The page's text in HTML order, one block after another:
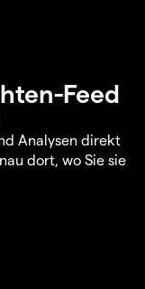
Feed
Analysen direkt
dort, wo Sie sie